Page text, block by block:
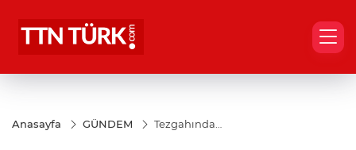
Anasayfa GÜNDEM
Tezgahındaki